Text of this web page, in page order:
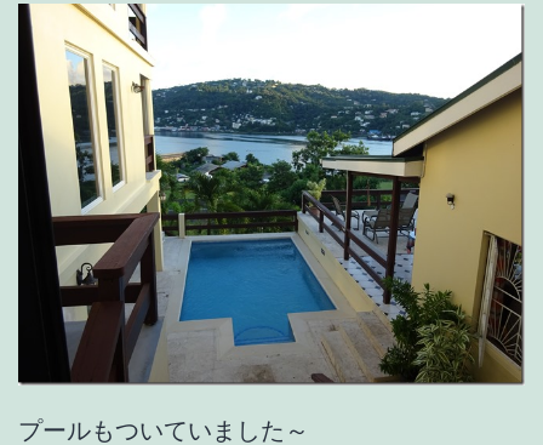
プールもついていました～